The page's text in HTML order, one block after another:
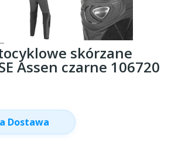
skórzane
Assen czarne 106720
Dostawa